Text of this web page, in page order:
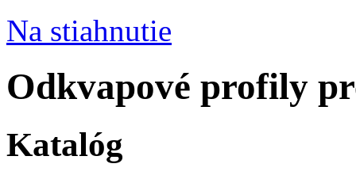
Na stiahnutie
Odkvapové profily
Katalóg